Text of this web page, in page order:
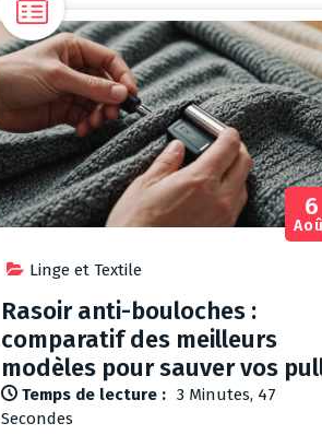
Linge et Textile
6
Rasoir anti-bouloches :
comparatif des meilleurs
modèles pour sauver vos
Temps de lecture : 3 Minutes, 47
Secondes